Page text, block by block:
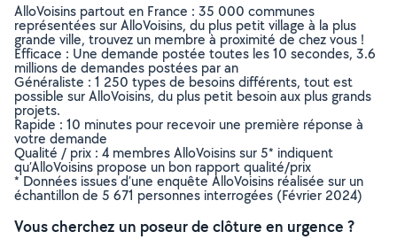
AlloVoisins partout en France : 35 000 communes
représentées sur AlloVoisins, du plus petit village à la plus
grande ville, trouvez un membre à proximité de chez vous !
Efficace : Une demande postée toutes les 10 secondes, 3.6
millions de demandes postées par an
Généraliste : 1 250 types de besoins différents, tout est
possible sur AlloVoisins, du plus petit besoin aux plus grands
projets.
Rapide : 10 minutes pour recevoir une première réponse à
votre demande
Qualité / prix : 4 membres AlloVoisins sur 5* indiquent
qu’AlloVoisins propose un bon rapport qualité/prix
* Données issues d’une enquête AlloVoisins réalisée sur un
échantillon de 5 671 personnes interrogées (Février 2024)
Vous cherchez un poseur de clôture en urgence ?